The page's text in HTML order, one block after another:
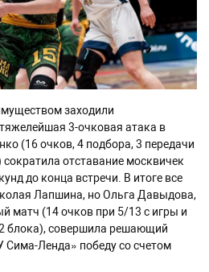
заходили
3-очковая атака в
(16 очков, 4 подбора, 3 передачи
отставание москвичек
до конца встречи. В итоге все
Лапшина, но Ольга Давыдова,
матч (14 очков при 5/13 с игры и
блока), совершила решающий
Ленда» победу со счетом